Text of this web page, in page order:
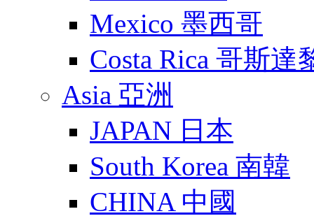
Mexico 墨西哥
Costa Rica 哥斯達
Asia 亞洲
JAPAN 日本
South Korea 南韓
CHINA 中國